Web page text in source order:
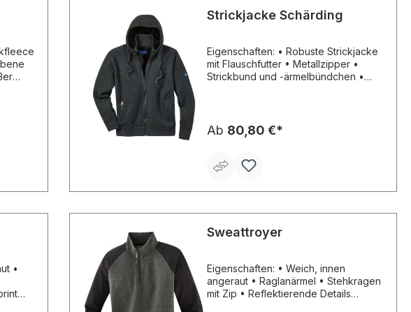
Strickjacke Schärding
Eigenschaften: • Robuste Strickjacke
mit Flauschfutter • Metallzipper •
Strickbund und -ärmelbündchen •
Tragekomfort
Ab 80,80 €*
Sweattroyer
Eigenschaften: • Weich, innen
angeraut • Raglanärmel • Stehkragen
mit Zip • Reflektierende Details